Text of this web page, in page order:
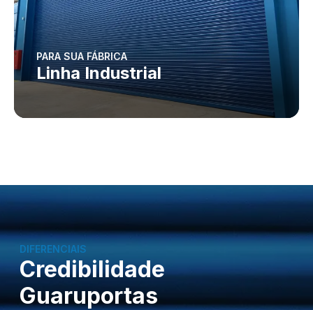
PARA SUA FÁBRICA
Linha Industrial
DIFERENCIAIS
Credibilidade
Guaruportas